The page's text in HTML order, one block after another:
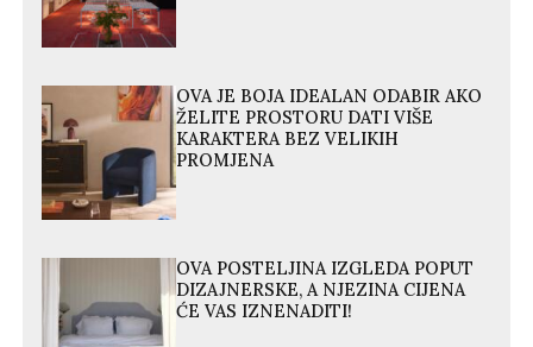
OVA JE BOJA IDEALAN ODABIR AKO
ŽELITE PROSTORU DATI VIŠE
KARAKTERA BEZ VELIKIH
PROMJENA
OVA POSTELJINA IZGLEDA POPUT
DIZAJNERSKE, A NJEZINA CIJENA
ĆE VAS IZNENADITI!